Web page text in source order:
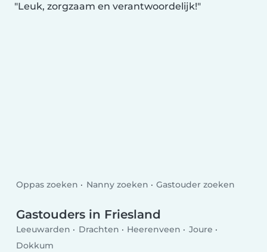
Leuk, zorgzaam en verantwoordelijk!
Oppas zoeken Nanny zoeken Gastouder zoeken
Gastouders in Friesland
Leeuwarden Drachten Heerenveen
Joure
Dokkum